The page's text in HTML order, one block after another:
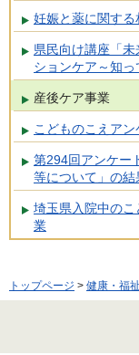
妊娠と薬に関する
県民向け講座「
ションケア～知
産後ケア事業
こどものこえア
第294回アンケー
等について」の結
埼玉県入院中の
業
トップページ > 健康・福祉